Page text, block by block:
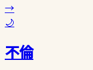
→
🌙
不倫